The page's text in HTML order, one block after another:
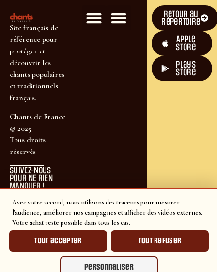
Avec votre accord, nous utilisons des traceurs pour mesurer
l'audience, améliorer nos campagnes et afficher des vidéos externes.
Votre achat reste possible dans tous les cas.
Tout accepter Tout refuser
Personnaliser
Site français de
référence pour
protéger et
découvrir les
chants populaires
et traditionnels
français.
Chants de France
© 2025
Tous droits
réservés
SUIVEZ-NOUS
POUR NE RIEN
MANQUER !
Retour au
répertoire
Apple
Store
plays
store